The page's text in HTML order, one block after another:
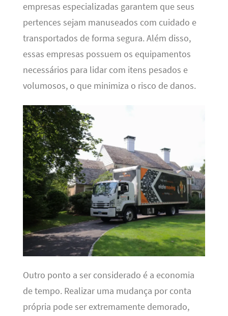
empresas especializadas garantem que seus
pertences sejam manuseados com cuidado e
transportados de forma segura. Além disso,
essas empresas possuem os equipamentos
necessários para lidar com itens pesados e
volumosos, o que minimiza o risco de danos.
Outro ponto a ser considerado é a economia
de tempo. Realizar uma mudança por conta
própria pode ser extremamente demorado,